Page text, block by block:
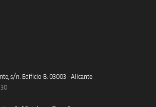
s/n. Edificio B. 03003 · Alicante